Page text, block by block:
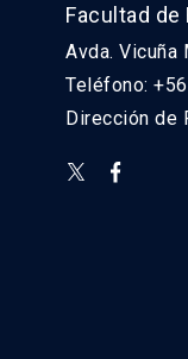
Facultad
Avda. Vicuña
Teléfono:
Dirección de